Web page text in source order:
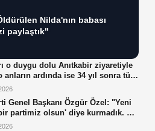
Nilda'nın babası
paylaştık"
o duygu dolu Anıtkabir ziyaretiyle
anların ardında ise 34 yıl sonra tüp
gelen çifte mucize yatıyor.
Genel Başkanı Özgür Özel: "Yeni
partimiz olsun' diye kurmadık. Biz
iktidar olsun, milleti iktidara